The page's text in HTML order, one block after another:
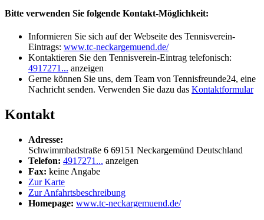
Bitte verwenden Sie folgende Kontakt-Möglichkeit:
Informieren Sie sich auf der Webseite des Tennisverein-
Eintrags: www.tc-neckargemuend.de/
Kontaktieren Sie den Tennisverein-Eintrag telefonisch:
4917271... anzeigen
Gerne können Sie uns, dem Team von Tennisfreunde24, eine
Nachricht senden. Verwenden Sie dazu das Kontaktformular
Kontakt
Adresse:
Schwimmbadstraße 6 69151 Neckargemünd Deutschland
Telefon: 4917271... anzeigen
Fax: keine Angabe
Zur Karte
Zur Anfahrtsbeschreibung
Homepage: www.tc-neckargemuend.de/